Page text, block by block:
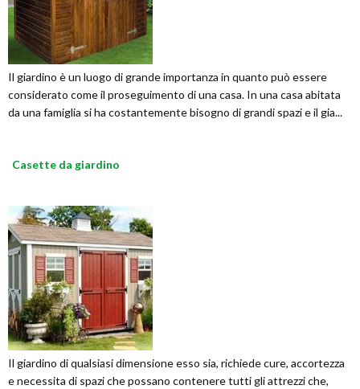
Il giardino è un luogo di grande importanza in quanto può essere
considerato come il proseguimento di una casa. In una casa abitata
da una famiglia si ha costantemente bisogno di grandi spazi e il gia...
Casette da giardino
Il giardino di qualsiasi dimensione esso sia, richiede cure, accortezza
e necessita di spazi che possano contenere tutti gli attrezzi che,